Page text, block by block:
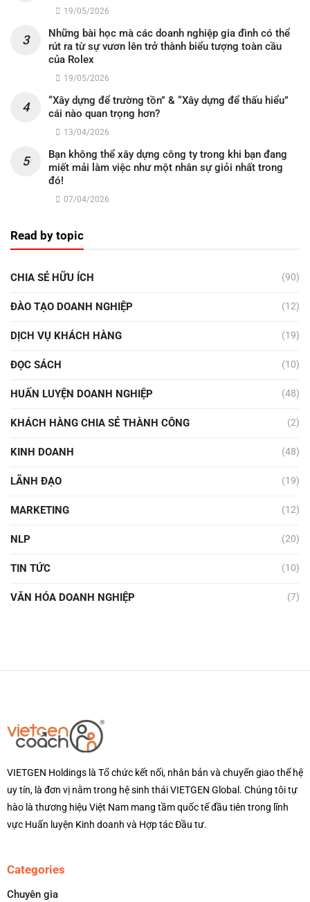
19/05/2026
Những bài học mà các doanh nghiệp gia đình có thể
rút ra từ sự vươn lên trở thành biểu tượng toàn cầu
của Rolex
19/05/2026
“Xây dựng để trường tồn” & “Xây dựng để thấu hiểu”
cái nào quan trọng hơn?
13/04/2026
Bạn không thể xây dựng công ty trong khi bạn đang
miết mải làm việc như một nhân sự giỏi nhất trong
đó!
07/04/2026
Read by topic
CHIA SẺ HỮU ÍCH (90)
ĐÀO TẠO DOANH NGHIỆP (12)
DỊCH VỤ KHÁCH HÀNG (19)
ĐỌC SÁCH (10)
HUẤN LUYỆN DOANH NGHIỆP (48)
KHÁCH HÀNG CHIA SẺ THÀNH CÔNG (2)
KINH DOANH (48)
LÃNH ĐẠO (19)
MARKETING (12)
NLP (20)
TIN TỨC (10)
VĂN HÓA DOANH NGHIỆP (7)
VIETGEN Holdings là Tổ chức kết nối, nhân bản và chuyển giao thế hệ
uy tín, là đơn vị nằm trong hệ sinh thái VIETGEN Global. Chúng tôi tự
hào là thương hiệu Việt Nam mang tầm quốc tế đầu tiên trong lĩnh
vực Huấn luyện Kinh doanh và Hợp tác Đầu tư.
Categories
Chuyên gia